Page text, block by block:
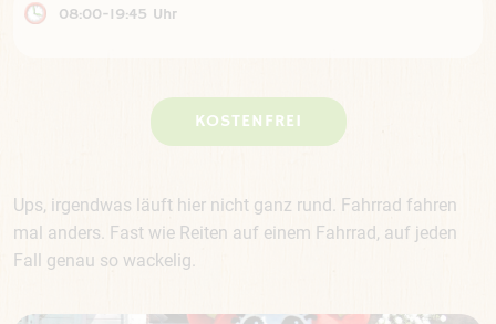
08:00-19:45 Uhr
KOSTENFREI
Ups, irgendwas läuft hier nicht ganz rund. Fahrrad fahren
mal anders. Fast wie Reiten auf einem Fahrrad, auf jeden
Fall genau so wackelig.